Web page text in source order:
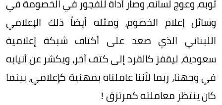
ثوبه، وعوج لسانه، وصار أداة للفجور في الخصومة في
وسائل إعلام الخصوم، ومثله أيضاً ذلك الإعلامي
اللبناني الذي صعد على أكتاف شبكة إعلامية
سعودية، ليقفز كالقرد إلى كتف آخر، ويكشر عن أنيابه
في وجهنا، ربما لأننا عاملناه بمهنية كإعلامي، بينما
كان ينتظر معاملته كمرتزق !